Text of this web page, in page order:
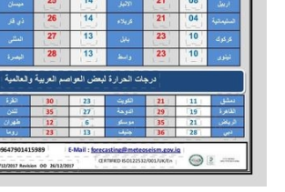
المرحلة
المرحلة
مرشحات
المرحلة
المرحلة